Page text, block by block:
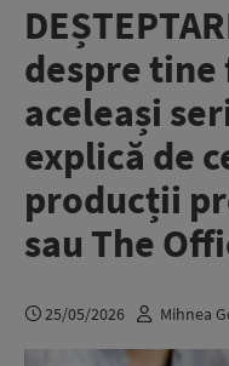
despre tine
aceleași
explică de
producții
sau The
25/05/2026 Mihnea